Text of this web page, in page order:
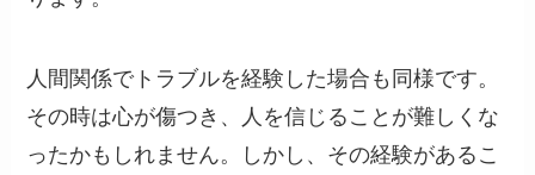
人間関係でトラブルを経験した場合も同様です。
その時は心が傷つき、人を信じることが難しくな
ったかもしれません。しかし、その経験があるこ